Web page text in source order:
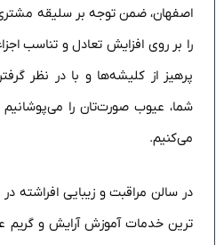
اصفهان، ضمن توجه بر سلیقه مشتری
را بر روی افزایش تعادل و تناسب
پرهیز از کلیشه‌ها و با در نظر
شما، عیوب صورت‌تان را می‌پوشانیم
می‌کنیم.
در سالن مراقبت و زیبایی افراشته
ترین خدمات آموزش آرایش و گریم